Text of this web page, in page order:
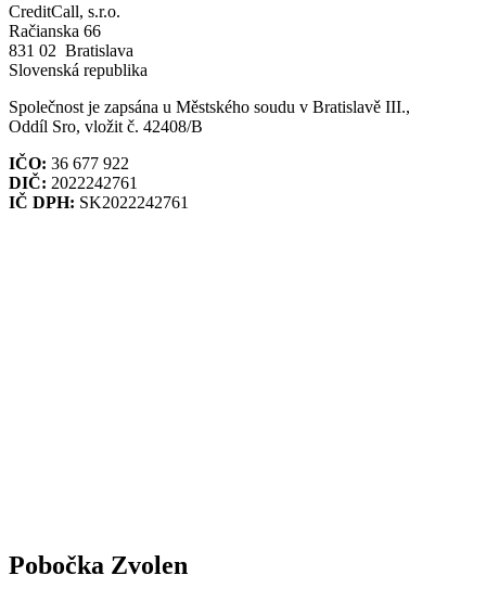
CreditCall, s.r.o.
Račianska 66
831 02 Bratislava
Slovenská republika
Společnost je zapsána u Městského soudu v Bratislavě III.,
Oddíl Sro, vložit č. 42408/B
IČO: 36 677 922
DIČ: 2022242761
IČ DPH: SK2022242761
Pobočka Zvolen